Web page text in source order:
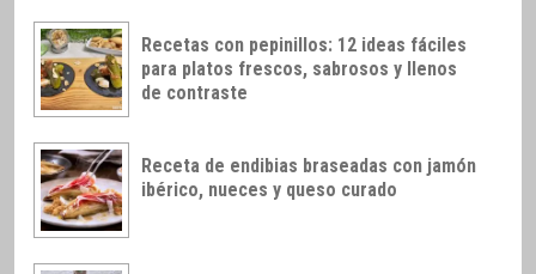
Recetas con pepinillos: 12 ideas fáciles
para platos frescos, sabrosos y llenos
de contraste
Receta de endibias braseadas con jamón
ibérico, nueces y queso curado